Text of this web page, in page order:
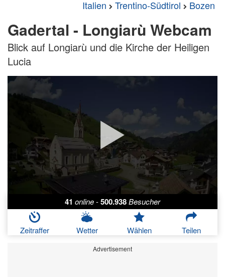
Italien Trentino-Südtirol Bozen
Gadertal - Longiarù Webcam
Blick auf Longiarù und die Kirche der Heiligen
Lucia
41 online-500.938Besucher
Zeitraffer Wetter Wählen Teilen
Advertisement